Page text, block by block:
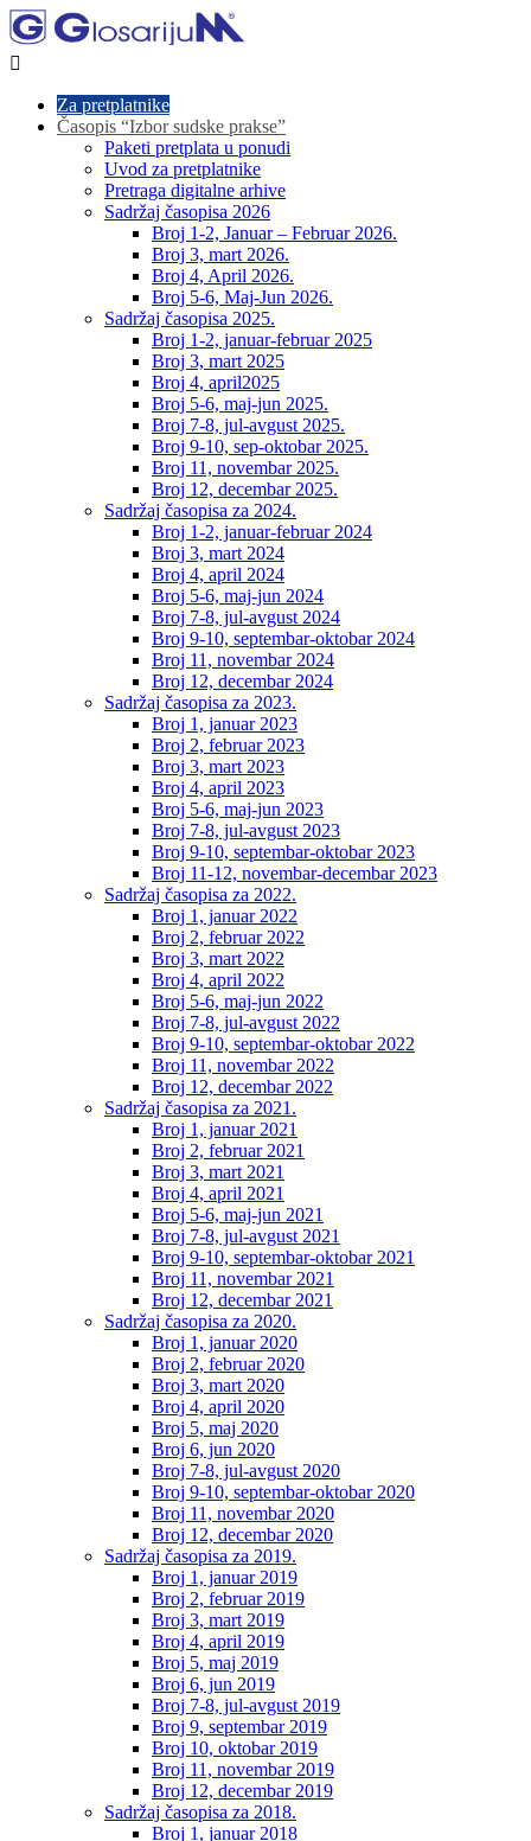

Za pretplatnike
Časopis “Izbor sudske prakse”
Paketi pretplata u ponudi
Uvod za pretplatnike
Pretraga digitalne arhive
Sadržaj časopisa 2026
Broj 1-2, Januar – Februar 2026.
Broj 3, mart 2026.
Broj 4, April 2026.
Broj 5-6, Maj-Jun 2026.
Sadržaj časopisa 2025.
Broj 1-2, januar-februar 2025
Broj 3, mart 2025
Broj 4, april2025
Broj 5-6, maj-jun 2025.
Broj 7-8, jul-avgust 2025.
Broj 9-10, sep-oktobar 2025.
Broj 11, novembar 2025.
Broj 12, decembar 2025.
Sadržaj časopisa za 2024.
Broj 1-2, januar-februar 2024
Broj 3, mart 2024
Broj 4, april 2024
Broj 5-6, maj-jun 2024
Broj 7-8, jul-avgust 2024
Broj 9-10, septembar-oktobar 2024
Broj 11, novembar 2024
Broj 12, decembar 2024
Sadržaj časopisa za 2023.
Broj 1, januar 2023
Broj 2, februar 2023
Broj 3, mart 2023
Broj 4, april 2023
Broj 5-6, maj-jun 2023
Broj 7-8, jul-avgust 2023
Broj 9-10, septembar-oktobar 2023
Broj 11-12, novembar-decembar 2023
Sadržaj časopisa za 2022.
Broj 1, januar 2022
Broj 2, februar 2022
Broj 3, mart 2022
Broj 4, april 2022
Broj 5-6, maj-jun 2022
Broj 7-8, jul-avgust 2022
Broj 9-10, septembar-oktobar 2022
Broj 11, novembar 2022
Broj 12, decembar 2022
Sadržaj časopisa za 2021.
Broj 1, januar 2021
Broj 2, februar 2021
Broj 3, mart 2021
Broj 4, april 2021
Broj 5-6, maj-jun 2021
Broj 7-8, jul-avgust 2021
Broj 9-10, septembar-oktobar 2021
Broj 11, novembar 2021
Broj 12, decembar 2021
Sadržaj časopisa za 2020.
Broj 1, januar 2020
Broj 2, februar 2020
Broj 3, mart 2020
Broj 4, april 2020
Broj 5, maj 2020
Broj 6, jun 2020
Broj 7-8, jul-avgust 2020
Broj 9-10, septembar-oktobar 2020
Broj 11, novembar 2020
Broj 12, decembar 2020
Sadržaj časopisa za 2019.
Broj 1, januar 2019
Broj 2, februar 2019
Broj 3, mart 2019
Broj 4, april 2019
Broj 5, maj 2019
Broj 6, jun 2019
Broj 7-8, jul-avgust 2019
Broj 9, septembar 2019
Broj 10, oktobar 2019
Broj 11, novembar 2019
Broj 12, decembar 2019
Sadržaj časopisa za 2018.
Broj 1, januar 2018